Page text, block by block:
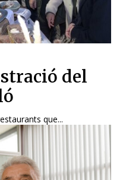
del
que...